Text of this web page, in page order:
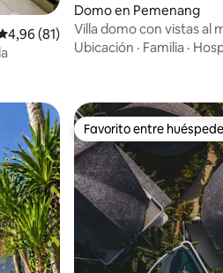
promedio: 4,96 de 5. 81
4,96 (81)
Domo en Pemenang
Villa domo con vistas al
Ubicación · Familia ·
destacadosFavorito entre
Favorito entre